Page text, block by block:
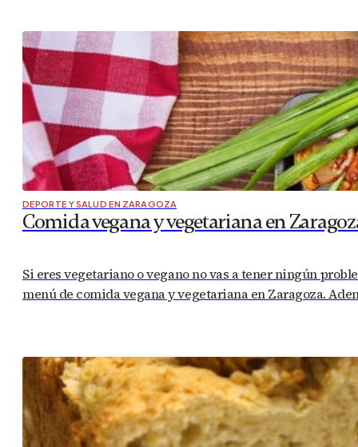
DEPORTE Y SALUD EN ZARAGOZA
Comida vegana y vegetariana en
Si eres vegetariano o vegano no vas a tener ningún
menú de comida vegana y vegetariana en Zaragoza.